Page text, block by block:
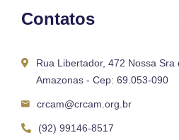
Contatos
Rua Libertador, 472 Nossa
Amazonas - Cep: 69.053-090
crcam@crcam.org.br
(92) 99146-8517